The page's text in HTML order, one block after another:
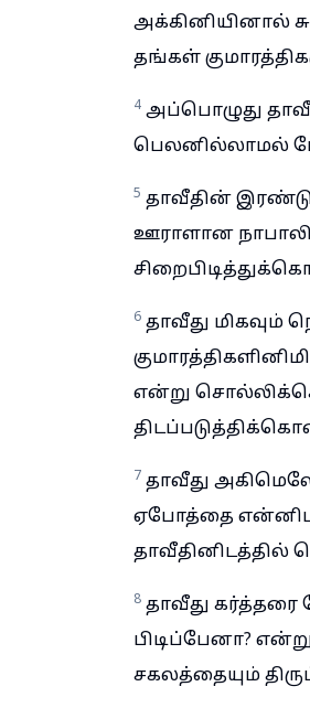
அக்கினியினால்
தங்கள்
4 அப்பொழுது
பெலனில்லாமல்
5 தாவீதின்
ஊராளான
6 தாவீது மிகவும்
என்று
7 தாவீது
ஏபோத்தை
8 தாவீது
பிடிப்பேனா?
சகலத்தையும்